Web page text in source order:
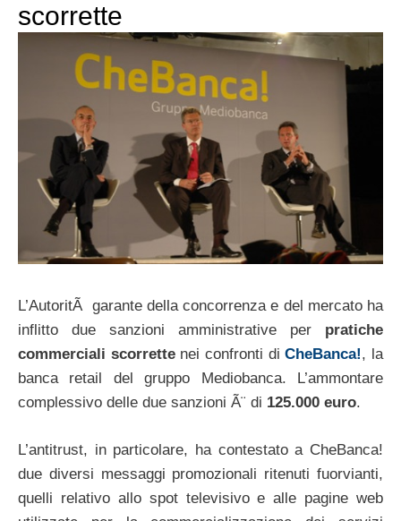
scorrette
L’AutoritÃ garante della concorrenza e del mercato ha
inflitto due sanzioni amministrative per pratiche
commerciali scorrettenei confronti diCheBanca!, la
banca retail del gruppo Mediobanca. L’ammontare
complessivo delle due sanzioni Ã¨ di 125.000 euro.
L’antitrust, in particolare, ha contestato a CheBanca!
due diversi messaggi promozionali ritenuti fuorvianti,
quelli relativo allo spot televisivo e alle pagine web